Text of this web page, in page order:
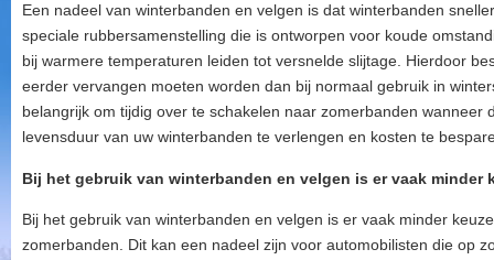
Een nadeel van winterbanden en velgen is dat winterbanden
speciale rubbersamenstelling die is ontworpen voor koude
bij warmere temperaturen leiden tot versnelde slijtage. Hierdoor
eerder vervangen moeten worden dan bij normaal gebruik in
belangrijk om tijdig over te schakelen naar zomerbanden wanneer
levensduur van uw winterbanden te verlengen en kosten te
Bij het gebruik van winterbanden en velgen is er vaak minder
Bij het gebruik van winterbanden en velgen is er vaak minder
zomerbanden. Dit kan een nadeel zijn voor automobilisten die op